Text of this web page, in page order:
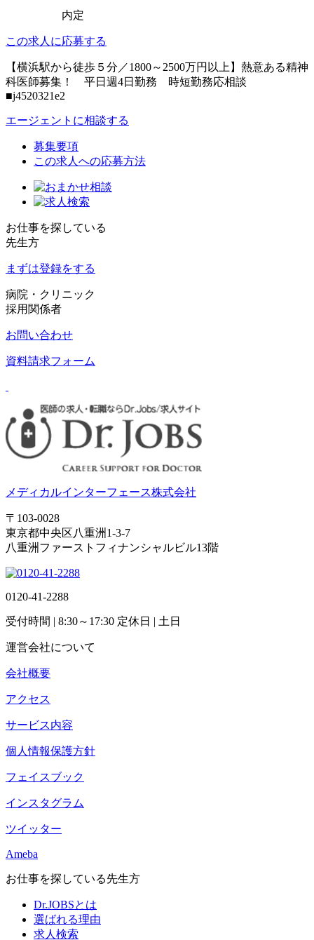
内定
この求人に応募する
【横浜駅から徒歩５分／1800～2500万円以上】熱意ある精神
科医師募集！ 平日週4日勤務 時短勤務応相談
■j4520321e2
エージェントに相談する
募集要項
この求人への応募方法
お仕事を探している
先生方
まずは登録をする
病院・クリニック
採用関係者
お問い合わせ
資料請求フォーム
メディカルインターフェース株式会社
〒103-0028
東京都中央区八重洲1-3-7
八重洲ファーストフィナンシャルビル13階
0120-41-2288
受付時間 | 8:30～17:30 定休日 | 土日
運営会社について
会社概要
アクセス
サービス内容
個人情報保護方針
フェイスブック
インスタグラム
ツイッター
Ameba
お仕事を探している先生方
Dr.JOBSとは
選ばれる理由
求人検索